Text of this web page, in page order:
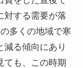
対する需要が落
多くの地域で寒
減る傾向にあり
ても、この時期